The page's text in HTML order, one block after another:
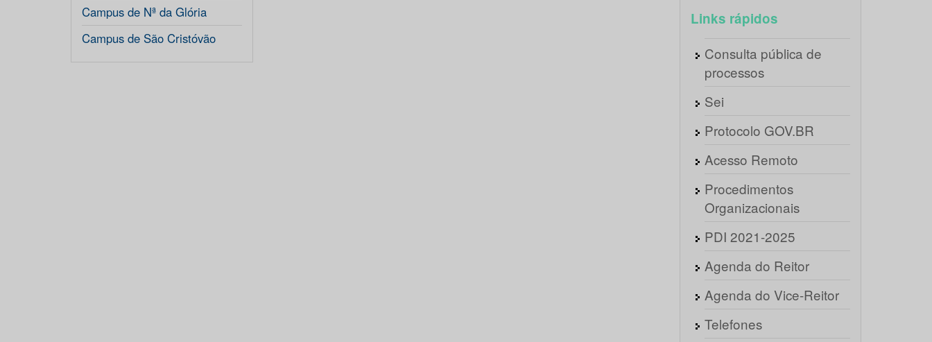
Campus de Nª da Glória
Campus de São Cristóvão
Links rápidos
Consulta pública de
processos
Sei
Protocolo GOV.BR
Acesso Remoto
Procedimentos
Organizacionais
PDI 2021-2025
Agenda do Reitor
Agenda do Vice-Reitor
Telefones